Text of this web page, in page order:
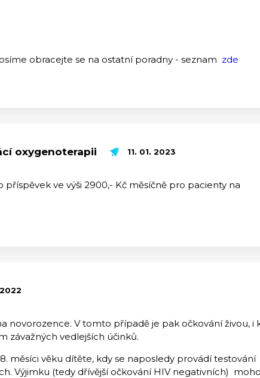
obracejte se na ostatní poradny - seznam zde
oxygenoterapii 11. 01. 2023
ve výši 2900,- Kč měsíčně pro pacienty na
novorozence. V tomto případě je pak očkování živou, i
závažných vedlejších účinků.
měsíci věku dítěte, kdy se naposledy provádí testování
Výjimku (tedy dřívější očkování HIV negativních)